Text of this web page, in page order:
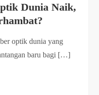
Dunia Naik,
optik dunia yang
baru bagi […]